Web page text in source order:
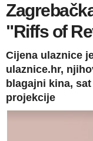
"Riffs of
Cijena ulaznice
ulaznice.hr,
blagajni kina,
projekcije